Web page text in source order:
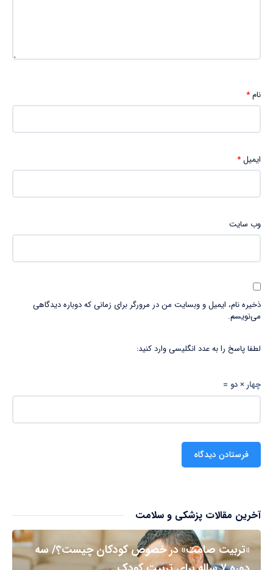
نام*
ایمیل*
وب‌ سایت
ذخیره نام، ایمیل و وبسایت من در مرورگر برای زمانی که دوباره دیدگاهی
می‌نویسم.
لطفا پاسخ را به عدد انگلیسی وارد کنید:
چهار × دو =
آخرین مقالات پزشکی و سلامت
«تربیت صامت» در خصوص کودکان چیست؟/ سه